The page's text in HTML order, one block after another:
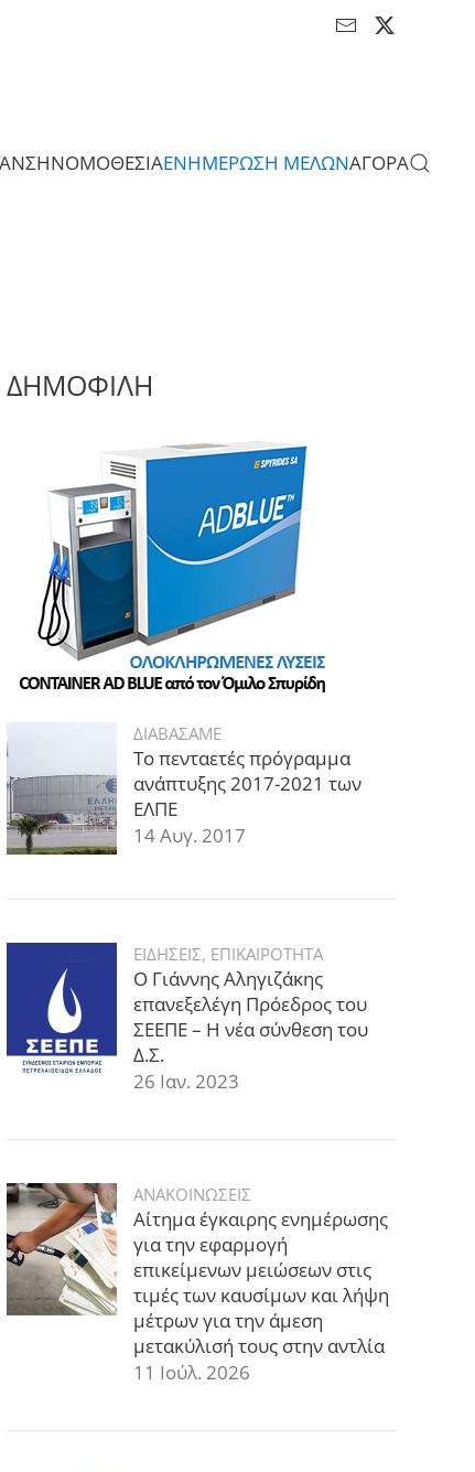
ΝΟΜΟΘΕΣΙΑΕΝΗΜΕΡΩΣΗ ΜΕΛΩΝΑΓΟΡΑ
ΔΗΜΟΦΙΛΗ
ΔΙΑΒΑΣΑΜΕ
Το πενταετές πρόγραμμα
ανάπτυξης 2017-2021 των
ΕΛΠΕ
14 Αυγ. 2017
ΕΙΔΗΣΕΙΣ, ΕΠΙΚΑΙΡΟΤΗΤΑ
Ο Γιάννης Αληγιζάκης
επανεξελέγη Πρόεδρος του
ΣΕΕΠΕ – Η νέα σύνθεση του
Δ.Σ.
26 Ιαν. 2023
ΑΝΑΚΟΙΝΩΣΕΙΣ
Αίτημα έγκαιρης ενημέρωσης
για την εφαρμογή
επικείμενων μειώσεων στις
τιμές των καυσίμων και λήψη
μέτρων για την άμεση
μετακύλισή τους στην αντλία
11 Ιούλ. 2026